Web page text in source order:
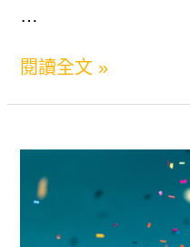
及
用
…
小
孩
話
閱讀全文 »